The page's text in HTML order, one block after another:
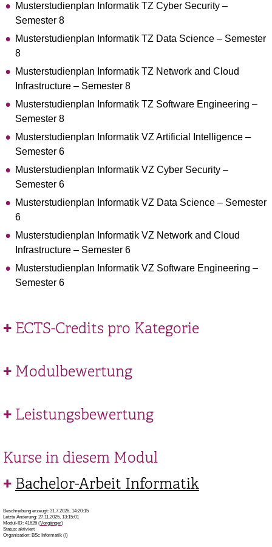
Musterstudienplan Informatik TZ Cyber Security –
Semester 8
Musterstudienplan Informatik TZ Data Science – Semester
8
Musterstudienplan Informatik TZ Network and Cloud
Infrastructure – Semester 8
Musterstudienplan Informatik TZ Software Engineering –
Semester 8
Musterstudienplan Informatik VZ Artificial Intelligence –
Semester 6
Musterstudienplan Informatik VZ Cyber Security –
Semester 6
Musterstudienplan Informatik VZ Data Science – Semester
6
Musterstudienplan Informatik VZ Network and Cloud
Infrastructure – Semester 6
Musterstudienplan Informatik VZ Software Engineering –
Semester 6
ECTS-Credits pro Kategorie
Modulbewertung
Leistungsbewertung
Kurse in diesem Modul
Bachelor-Arbeit Informatik
Beschreibung erzeugt: 31.7.2026, 14:20:15
Letzte Änderung: 27.11.2025, 13:15:01
Modul-ID: 41626 (Vorgänger)
Status: aktiviert
Organisation: BSc Informatik (I)